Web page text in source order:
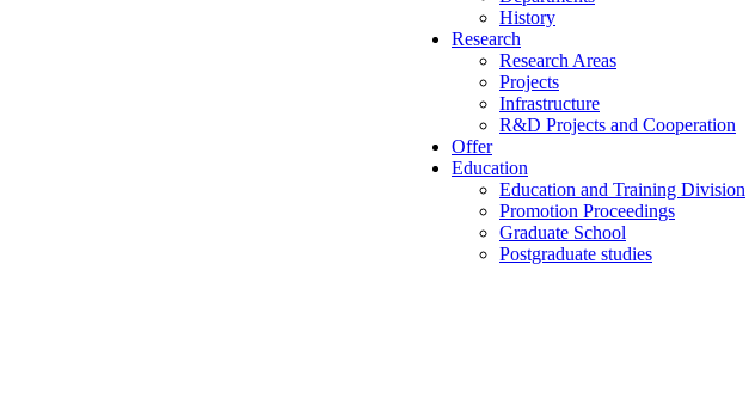
History
Research
Research Areas
Projects
Infrastructure
R&D Projects and Cooperation
Offer
Education
Education and Training Division
Promotion Proceedings
Graduate School
Postgraduate studies